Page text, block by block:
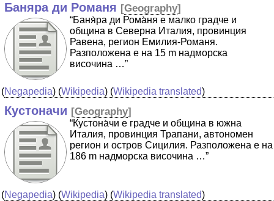
Баняра ди Романя [Geography]
“Баня̀ра ди Рома̀ня е малко градче и
община в Северна Италия, провинция
Равена, регион Емилия-Романя.
Разположена е на 15 m надморска
височина …”
(Negapedia) (Wikipedia) (Wikipedia translated)
Кустоначи [Geography]
“Кустона̀чи е градче и община в южна
Италия, провинция Трапани, автономен
регион и остров Сицилия. Разположена е на
186 m надморска височина …”
(Negapedia) (Wikipedia) (Wikipedia translated)